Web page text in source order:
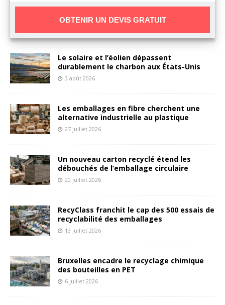
l
t
e
n
a
t
e
:
Le solaire et l’éolien dépassent
durablement le charbon aux États-Unis
3 août 2026
Les emballages en fibre cherchent une
alternative industrielle au plastique
27 juillet 2026
Un nouveau carton recyclé étend les
débouchés de l’emballage circulaire
20 juillet 2026
RecyClass franchit le cap des 500 essais de
recyclabilité des emballages
13 juillet 2026
Bruxelles encadre le recyclage chimique
des bouteilles en PET
6 juillet 2026